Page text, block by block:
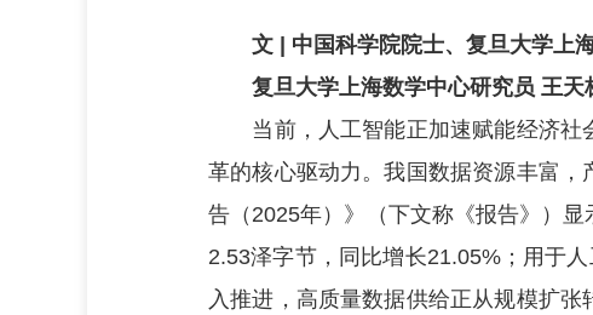
文 | 中国科学院院士、复旦大学上
复旦大学上海数学中心研究员 王天
当前，人工智能正加速赋能经济社
革的核心驱动力。我国数据资源丰富
告（ 2025年）》（下文称《报告》）
2.53泽字节，同比增长21.05%；用于
入推进，高质量数据供给正从规模扩